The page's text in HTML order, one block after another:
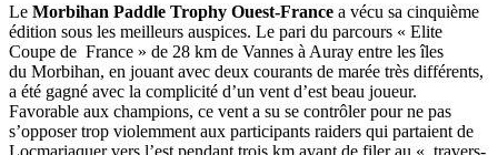
Le Morbihan Paddle Trophy Ouest-France a vécu sa cinquième
édition sous les meilleurs auspices. Le pari du parcours « Elite
Coupe de France » de 28 km de Vannes à Auray entre les îles
du Morbihan, en jouant avec deux courants de marée très différents,
a été gagné avec la complicité d’un vent d’est beau joueur.
Favorable aux champions, ce vent a su se contrôler pour ne pas
s’opposer trop violemment aux participants raiders qui partaient de
Locmariaquer vers l’est pendant trois km avant de filer au « travers-